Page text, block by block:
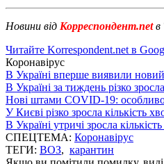
Новини від Корреспондент.netв
Читайте Korrespondent.net в
Коронавірус
В Україні вперше виявили
В Україні за тиждень різко
Нові штами COVID-19:
У Києві різко зросла кількість
В Україні утричі зросла
СПЕЦТЕМА: Коронавірус
ТЕГИ: ВОЗ, карантин